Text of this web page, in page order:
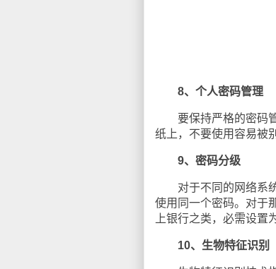
8、个人密码管理
要保持严格的密码管
纸上，不要使用容易被
9、密码分级
对于不同的网络系统
使用同一个密码。对于
上银行之类，必需设置
10、生物特征识别